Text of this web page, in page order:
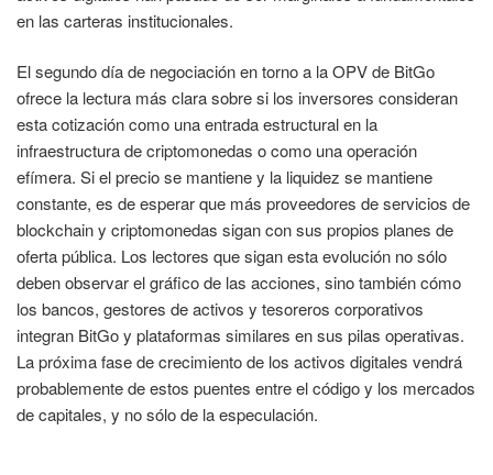
en las carteras institucionales.
El segundo día de negociación en torno a la OPV de BitGo
ofrece la lectura más clara sobre si los inversores consideran
esta cotización como una entrada estructural en la
infraestructura de criptomonedas o como una operación
efímera. Si el precio se mantiene y la liquidez se mantiene
constante, es de esperar que más proveedores de servicios de
blockchain y criptomonedas sigan con sus propios planes de
oferta pública. Los lectores que sigan esta evolución no sólo
deben observar el gráfico de las acciones, sino también cómo
los bancos, gestores de activos y tesoreros corporativos
integran BitGo y plataformas similares en sus pilas operativas.
La próxima fase de crecimiento de los activos digitales vendrá
probablemente de estos puentes entre el código y los mercados
de capitales, y no sólo de la especulación.